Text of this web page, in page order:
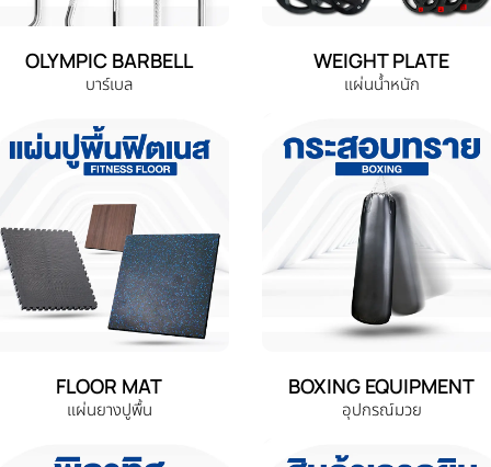
OLYMPIC BARBELL
บาร์เบล
WEIGHT PLATE
แผ่นน้ำหนัก
FLOOR MAT
แผ่นยางปูพื้น
BOXING EQUIPMENT
อุปกรณ์มวย